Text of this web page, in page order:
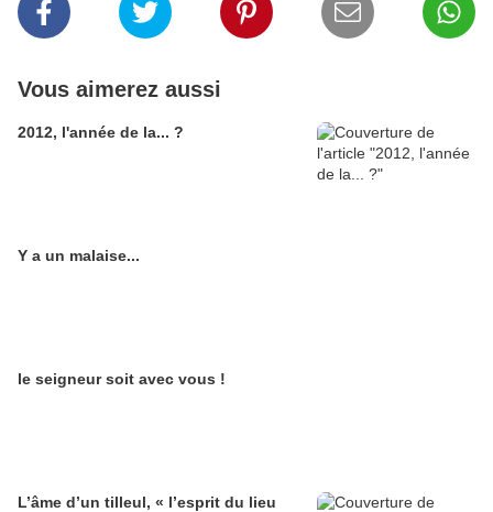
Vous aimerez aussi
2012, l'année de la... ?
Y a un malaise...
le seigneur soit avec vous !
L’âme d’un tilleul, « l’esprit du lieu